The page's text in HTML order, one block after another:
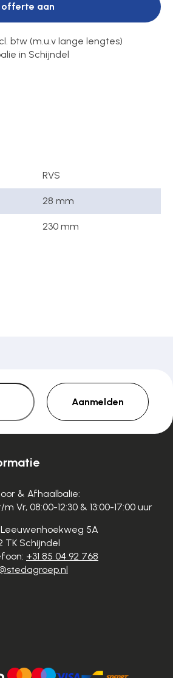
offerte aan
btw (m.u.v lange lengtes)
in Schijndel
RVS
28 mm
230 mm
Aanmelden
& Afhaalbalie:
m Vr, 08:00-12:30 & 13:00-17:00 uur
5A
TK Schijndel
+31 85 04 92 768